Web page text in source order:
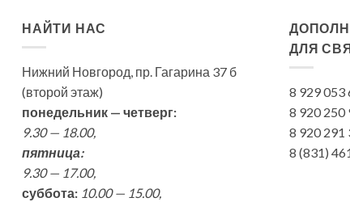
НАЙТИ НАС
Нижний Новгород, пр. Гагарина 37 б
(второй этаж)
понедельник — четверг:
9.30 — 18.00,
пятница:
9.30 — 17.00,
суббота: 10.00 — 15.00,
ДЛЯ
8 929 053
8 920 250
8 920 291
8 (831)